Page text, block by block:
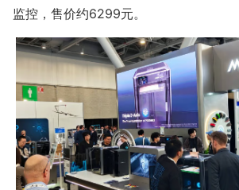
监控，售价约6299元。